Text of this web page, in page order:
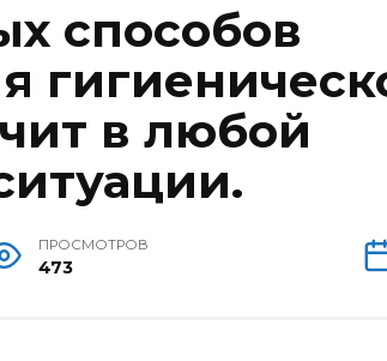
способов
в любой
ПРОСМОТРОВ
473